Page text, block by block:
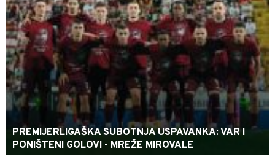
PREMIJERLIGAŠKA SUBOTNJA USPAVANKA: VAR I
PONIŠTENI GOLOVI - MREŽE MIROVALE